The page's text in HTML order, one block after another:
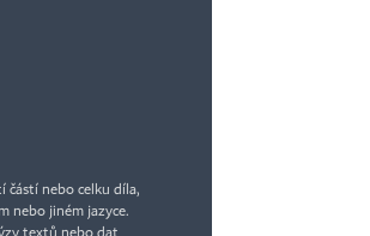
částí nebo celku díla,
nebo jiném jazyce.